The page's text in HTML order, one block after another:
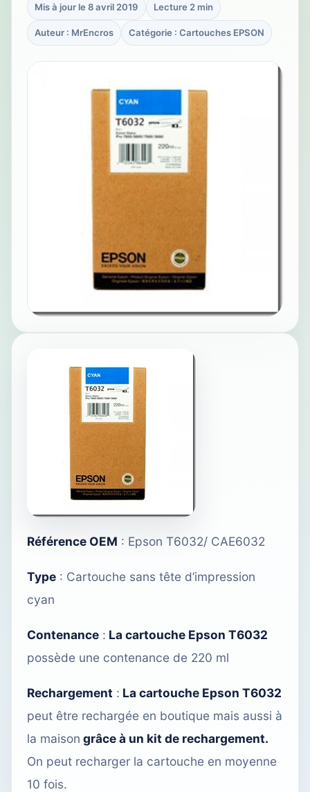
Mis à jour le 8 avril 2019 Lecture 2 min
Auteur : MrEncros Catégorie : Cartouches EPSON
Référence OEM : Epson T6032/ CAE6032
Type : Cartouche sans tête d’impression
cyan
Contenance : La cartouche Epson T6032
possède une contenance de 220 ml
Rechargement : La cartouche Epson T6032
peut être rechargée en boutique mais aussi à
la maison grâce à un kit de rechargement.
On peut recharger la cartouche en moyenne
10 fois.